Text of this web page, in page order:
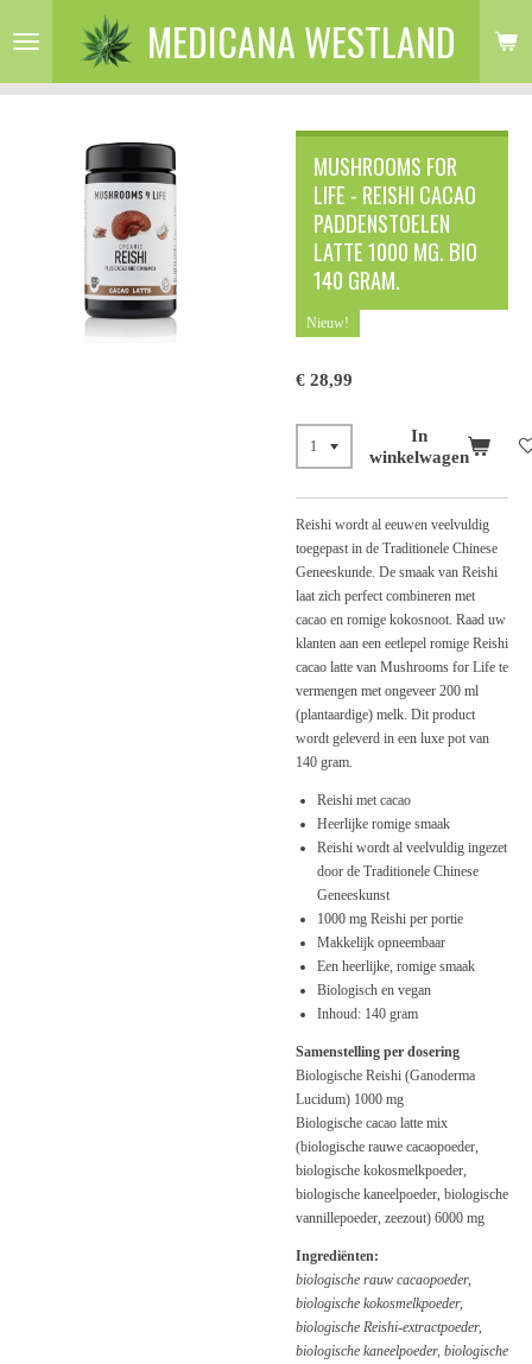
direct
de
MEDICANA WESTLAND
MUSHROOMS FOR
LIFE - REISHI CACAO
PADDENSTOELEN
LATTE 1000 MG. BIO
140 GRAM.
Nieuw!
€ 28,99
In
winkelwagen
Reishi wordt al eeuwen veelvuldig
toegepast in de Traditionele Chinese
Geneeskunde. De smaak van Reishi
laat zich perfect combineren met
cacao en romige kokosnoot. Raad uw
klanten aan een eetlepel romige Reishi
cacao latte van Mushrooms for Life te
vermengen met ongeveer 200 ml
(plantaardige) melk. Dit product
wordt geleverd in een luxe pot van
140 gram.
Reishi met cacao
Heerlijke romige smaak
Reishi wordt al veelvuldig ingezet
door de Traditionele Chinese
Geneeskunst
1000 mg Reishi per portie
Makkelijk opneembaar
Een heerlijke, romige smaak
Biologisch en vegan
Inhoud: 140 gram
Samenstelling per dosering
Biologische Reishi (Ganoderma
Lucidum) 1000 mg
Biologische cacao latte mix
(biologische rauwe cacaopoeder,
biologische kokosmelkpoeder,
biologische kaneelpoeder, biologische
vannillepoeder, zeezout) 6000 mg
Ingrediënten:
biologische rauw cacaopoeder,
biologische kokosmelkpoeder,
biologische Reishi-extractpoeder,
biologische kaneelpoeder, biologische